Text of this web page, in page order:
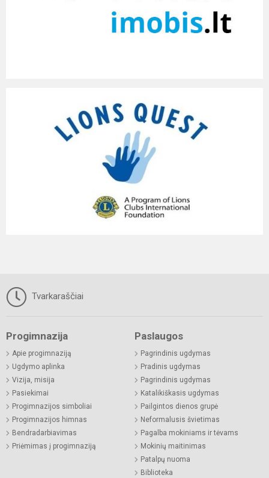
Tvarkaraščiai
Progimnazija
Apie progimnaziją
Ugdymo aplinka
Vizija, misija
Pasiekimai
Progimnazijos simboliai
Progimnazijos himnas
Bendradarbiavimas
Priėmimas į progimnaziją
Paslaugos
Pagrindinis ugdymas
Pradinis ugdymas
Pagrindinis ugdymas
Katalikiškasis ugdymas
Pailgintos dienos grupė
Neformalusis švietimas
Pagalba mokiniams ir tėvams
Mokinių maitinimas
Patalpų nuoma
Biblioteka